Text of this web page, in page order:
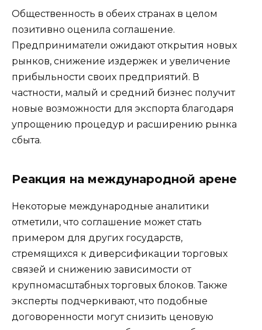
Общественность в обеих странах в целом
позитивно оценила соглашение.
Предприниматели ожидают открытия новых
рынков, снижение издержек и увеличение
прибыльности своих предприятий. В
частности, малый и средний бизнес получит
новые возможности для экспорта благодаря
упрощению процедур и расширению рынка
сбыта.
Реакция на международной арене
Некоторые международные аналитики
отметили, что соглашение может стать
примером для других государств,
стремящихся к диверсификации торговых
связей и снижению зависимости от
крупномасштабных торговых блоков. Также
эксперты подчеркивают, что подобные
договоренности могут снизить ценовую